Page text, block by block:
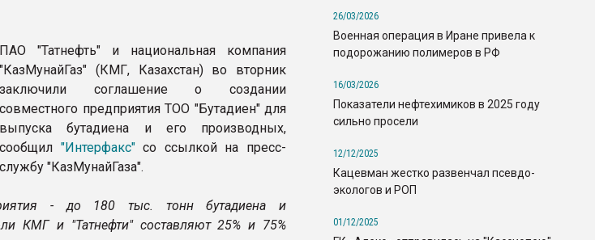
ПАО "Татнефть" и национальная компания
"КазМунайГаз" (КМГ, Казахстан) во вторник
заключили соглашение о создании
совместного предприятия ТОО "Бутадиен" для
выпуска бутадиена и его производных,
сообщил "Интерфакс"со ссылкой на пресс-
службу "КазМунайГаза".
- до 180 тыс. тонн бутадиена и
КМГ и "Татнефти" составляют 25% и 75%
26/03/2026
Военная операция в Иране привела к
подорожанию полимеров в РФ
16/03/2026
Показатели нефтехимиков в 2025 году
сильно просели
12/12/2025
Кацевман жестко развенчал псевдо-
экологов и РОП
01/12/2025